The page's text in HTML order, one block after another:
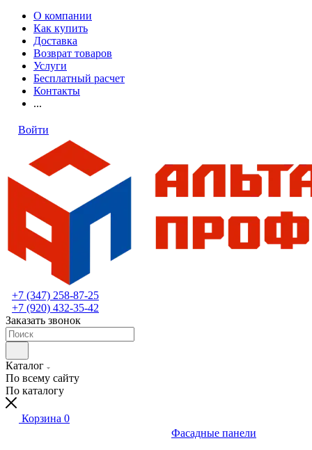
О компании
Как купить
Доставка
Возврат товаров
Услуги
Бесплатный расчет
Контакты
...
Войти
+7 (347) 258-87-25
+7 (920) 432-35-42
Заказать звонок
Каталог
По всему сайту
По каталогу
Корзина 0
Фасадные панели